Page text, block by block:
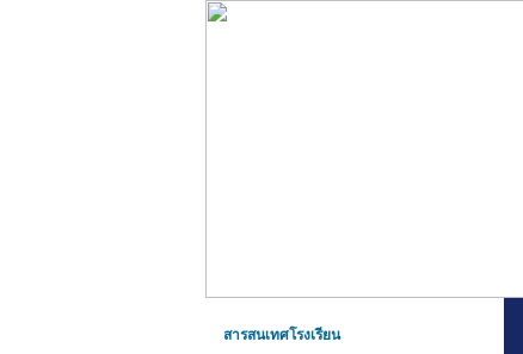
สารสนเทศโรงเรียน